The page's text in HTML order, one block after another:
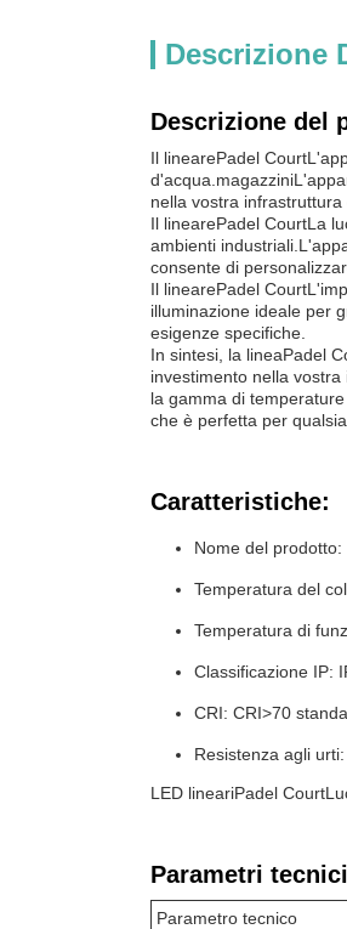
Descrizione
Descrizione del
Il linearePadel Court
nella vostra infrastruttura
Il linearePadel CourtLa
ambienti
consente di
Il linearePadel Court
illuminazione ideale per
esigenze specifiche.
In sintesi, la lineaPadel
investimento nella
la gamma di
che è perfetta per
Caratteristiche:
Nome del prodotto:
Temperatura del
Temperatura di
Classificazione IP:
CRI: CRI>70
Resistenza agli
LED lineariPadel Court
Parametri
Parametro tecnico